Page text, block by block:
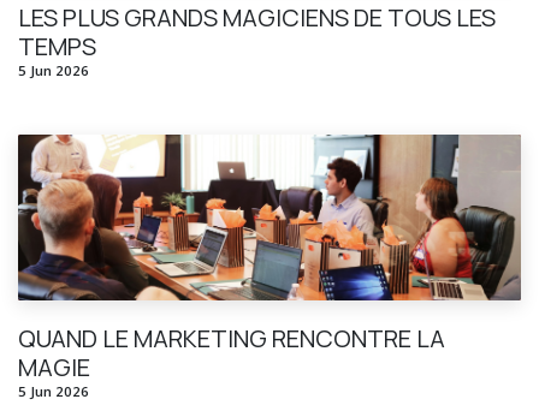
LES PLUS GRANDS MAGICIENS DE TOUS LES
TEMPS
5 Jun 2026
QUAND LE MARKETING RENCONTRE LA
MAGIE
5 Jun 2026